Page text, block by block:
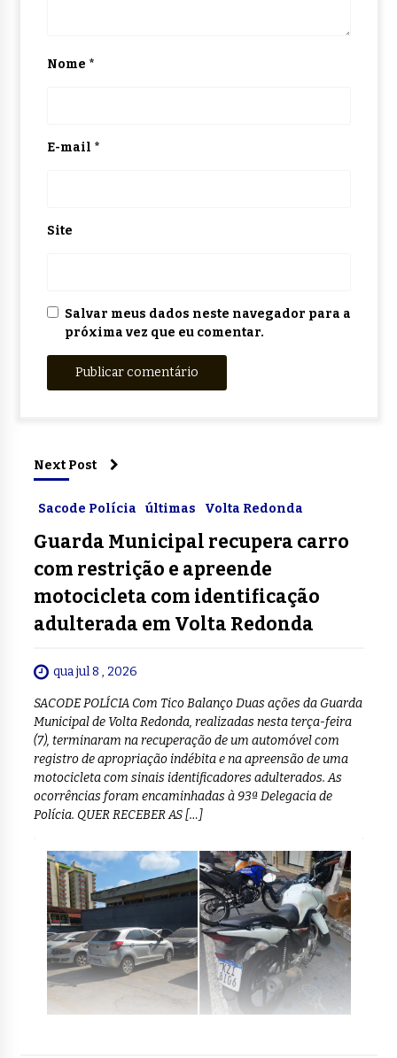
Nome *
E-mail *
Site
Salvar meus dados neste navegador para a
próxima vez que eu comentar.
Next Post
Sacode Polícia últimas Volta Redonda
Guarda Municipal recupera carro
com restrição e apreende
motocicleta com identificação
adulterada em Volta Redonda
qua jul 8 , 2026
SACODE POLÍCIA Com Tico Balanço Duas ações da Guarda
Municipal de Volta Redonda, realizadas nesta terça-feira
(7), terminaram na recuperação de um automóvel com
registro de apropriação indébita e na apreensão de uma
motocicleta com sinais identificadores adulterados. As
ocorrências foram encaminhadas à 93ª Delegacia de
Polícia. QUER RECEBER AS […]